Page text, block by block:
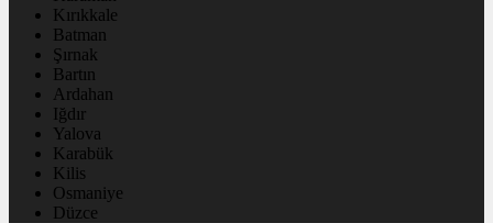
Kırıkkale
Batman
Şırnak
Bartın
Ardahan
Iğdır
Yalova
Karabük
Kilis
Osmaniye
Düzce